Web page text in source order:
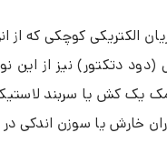
(دود دتکتور) نیز از
یک کش یا سربند
خارش یا سوزن